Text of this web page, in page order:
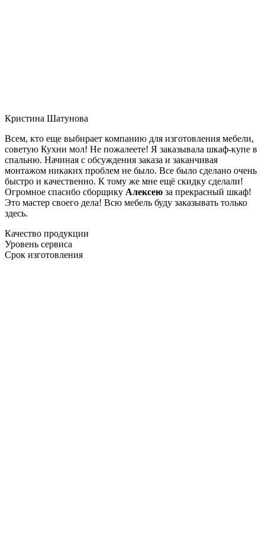
Кристина Шатунова
Всем, кто еще выбирает компанию для изготовления мебели,
советую Кухни мол! Не пожалеете! Я заказывала шкаф-купе в
спальню. Начиная с обсуждения заказа и заканчивая
монтажом никаких проблем не было. Все было сделано очень
быстро и качественно. К тому же мне ещё скидку сделали!
Огромное спасибо сборщику Алексею за прекрасный шкаф!
Это мастер своего дела! Всю мебель буду заказывать только
здесь.
Качество продукции
Уровень сервиса
Срок изготовления